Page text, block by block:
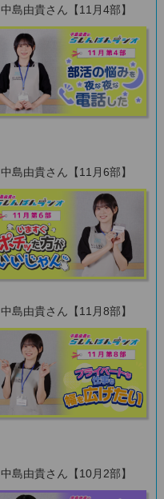
中島由貴さん【11月4部】
中島由貴さん【11月6部】
中島由貴さん【11月8部】
中島由貴さん【10月2部】